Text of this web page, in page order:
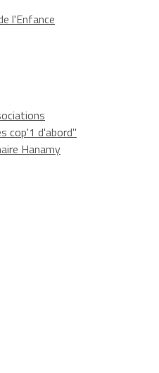
l'Enfance
cop'1 d'abord"
Hanamy